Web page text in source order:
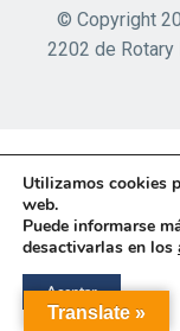
© Copyright
2202 de Rotary
Translate »
Utilizamos cookies
web.
Puede informarse
desactivarlas en los
Aceptar